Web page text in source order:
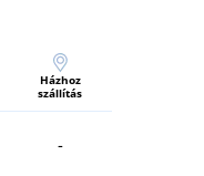
Házhoz
szállítás
-